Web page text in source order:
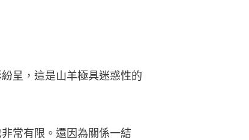
呈，這是山羊極具迷惑性的
常有限。還因為關係一結